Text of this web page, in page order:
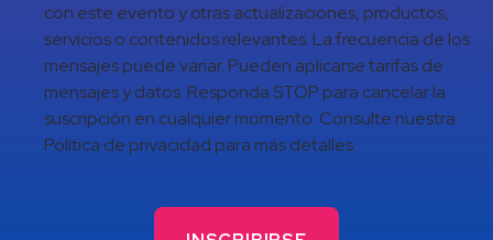
con este evento y otras actualizaciones, productos,
servicios o contenidos relevantes. La frecuencia de los
mensajes puede variar. Pueden aplicarse tarifas de
mensajes y datos. Responda STOP para cancelar la
suscripción en cualquier momento. Consulte nuestra
Política de privacidad para más detalles.